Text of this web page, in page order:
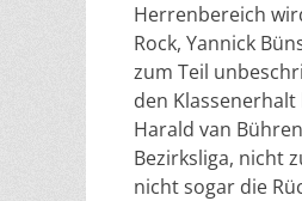
Herrenbereich
Rock, Yannick
zum Teil
den
Harald van
Bezirksliga, nicht
nicht sogar die